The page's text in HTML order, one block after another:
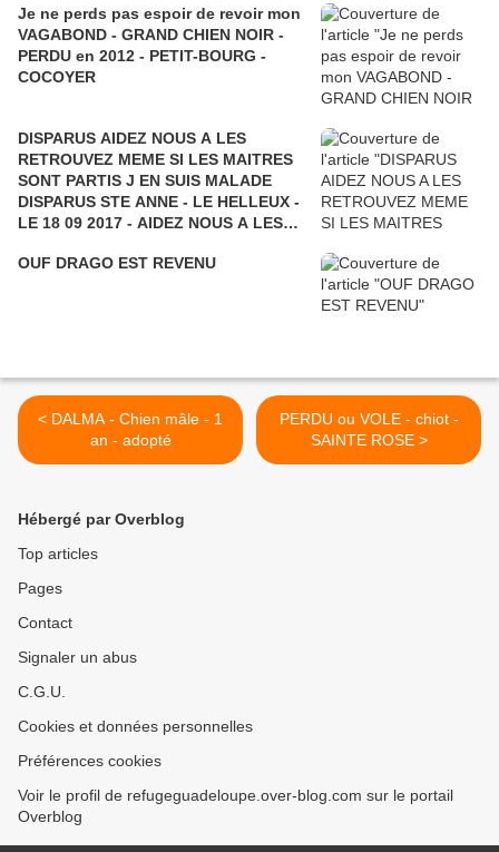
Je ne perds pas espoir de revoir mon
VAGABOND - GRAND CHIEN NOIR -
PERDU en 2012 - PETIT-BOURG -
COCOYER
DISPARUS AIDEZ NOUS A LES
RETROUVEZ MEME SI LES MAITRES
SONT PARTIS J EN SUIS MALADE
DISPARUS STE ANNE - LE HELLEUX -
LE 18 09 2017 - AIDEZ NOUS A LES
OUF DRAGO EST REVENU
< DALMA - Chien mâle - 1
an - adopté
PERDU ou VOLE - chiot -
SAINTE ROSE >
Hébergé par Overblog
Top articles
Pages
Contact
Signaler un abus
C.G.U.
Cookies et données personnelles
Préférences cookies
Voir le profil de refugeguadeloupe.over-blog.com sur le portail
Overblog